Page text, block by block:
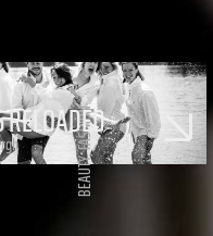
BEAUTY
,
FASHION